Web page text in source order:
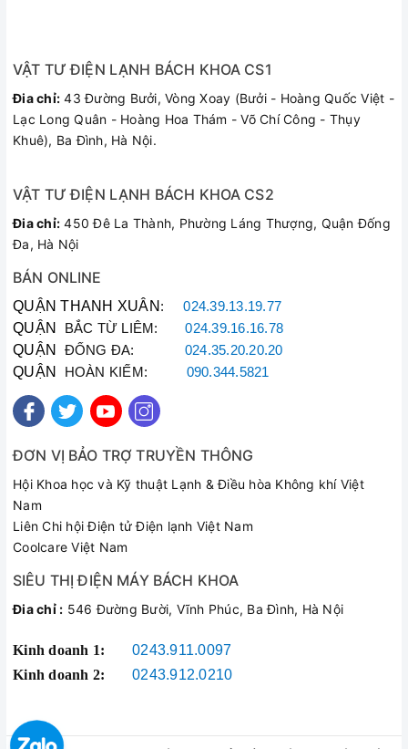
VẬT TƯ ĐIỆN LẠNH BÁCH KHOA CS1
Đia chỉ: 43 Đường Bưởi, Vòng Xoay (Bưởi - Hoàng Quốc Việt -
Lạc Long Quân - Hoàng Hoa Thám - Võ Chí Công - Thụy
Khuê), Ba Đình, Hà Nội.
VẬT TƯ ĐIỆN LẠNH BÁCH KHOA CS2
Đia chỉ: 450 Đê La Thành, Phường Láng Thượng, Quận Đống
Đa, Hà Nội
BÁN ONLINE
QUẬN THANH XUÂN :024.39.13.19.77
QUẬN BẮC TỪ LIÊM:024.39.16.16.78
QUẬN ĐỐNG ĐA: 024.35.20.20.20
QUẬN HOÀN KIẾM: 090.344.5821
ĐƠN VỊ BẢO TRỢ TRUYỀN THÔNG
Hội Khoa học và Kỹ thuật Lạnh & Điều hòa Không khí Việt
Nam
Liên Chi hội Điện tử Điện lạnh Việt Nam
Coolcare Việt Nam
SIÊU THỊ ĐIỆN MÁY BÁCH KHOA
Đia chỉ : 546 Đường Bười, Vĩnh Phúc, Ba Đình, Hà Nội
Kinh doanh 1:
0243.911.0097
Kinh doanh 2:
0243.912.0210